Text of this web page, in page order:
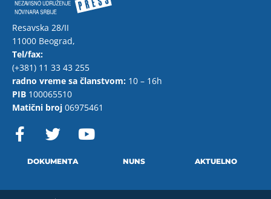
Resavska 28/II
11000 Beograd,
Tel/fax:
(+381) 11 33 43 255
radno vreme sa članstvom: 10 – 16h
PIB 100065510
Matični broj 06975461
F
a w
t
o
DOKUMENTA NUNS AKTUELNO